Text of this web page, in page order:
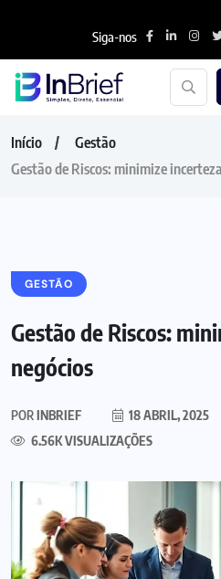
Siga-nos
Início
Gestão
Gestão de Riscos: minimize
GESTÃO
Gestão de Riscos:
negócios
PORINBRIEF 18 ABRIL, 2025
6.56K VISUALIZAÇÕES